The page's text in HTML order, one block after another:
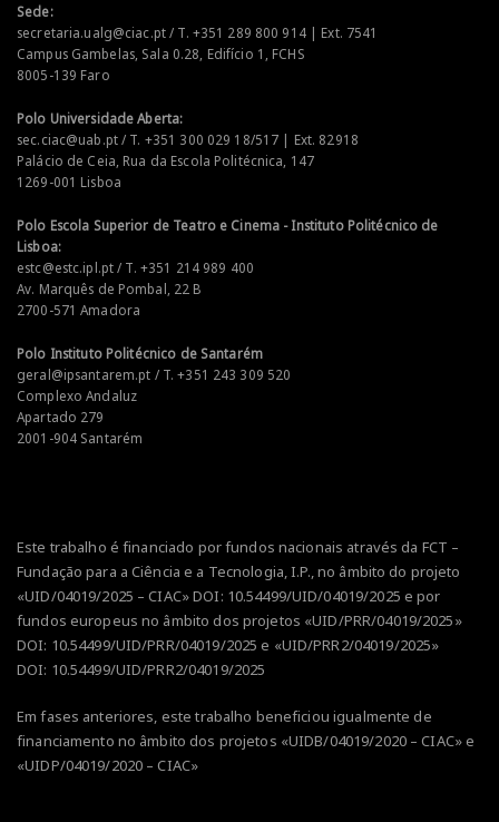
Sede:
secretaria.ualg@ciac.pt / T. +351 289 800 914 | Ext. 7541
Campus Gambelas, Sala 0.28, Edifício 1, FCHS
8005-139 Faro
Polo Universidade Aberta:
sec.ciac@uab.pt / T. +351 300 029 18/517 | Ext. 82918
Palácio de Ceia, Rua da Escola Politécnica, 147
1269-001 Lisboa
Polo Escola Superior de Teatro e Cinema - Instituto Politécnico de
Lisboa:
estc@estc.ipl.pt / T. +351 214 989 400
Av. Marquês de Pombal, 22 B
2700-571 Amadora
Polo Instituto Politécnico de Santarém
geral@ipsantarem.pt / T. +351 243 309 520
Complexo Andaluz
Apartado 279
2001-904 Santarém
Este trabalho é financiado por fundos nacionais através da FCT –
Fundação para a Ciência e a Tecnologia, I.P., no âmbito do projeto
«UID/04019/2025 – CIAC» DOI: 10.54499/UID/04019/2025 e por
fundos europeus no âmbito dos projetos «UID/PRR/04019/2025»
DOI: 10.54499/UID/PRR/04019/2025 e «UID/PRR2/04019/2025»
DOI: 10.54499/UID/PRR2/04019/2025
Em fases anteriores, este trabalho beneficiou igualmente de
financiamento no âmbito dos projetos «UIDB/04019/2020 – CIAC» e
«UIDP/04019/2020 – CIAC»